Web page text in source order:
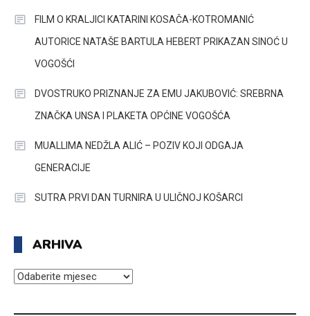
FILM O KRALJICI KATARINI KOSAČA-KOTROMANIĆ
AUTORICE NATAŠE BARTULA HEBERT PRIKAZAN SINOĆ U
VOGOŠĆI
DVOSTRUKO PRIZNANJE ZA EMU JAKUBOVIĆ: SREBRNA
ZNAČKA UNSA I PLAKETA OPĆINE VOGOŠĆA
MUALLIMA NEDŽLA ALIĆ – POZIV KOJI ODGAJA
GENERACIJE
SUTRA PRVI DAN TURNIRA U ULIČNOJ KOŠARCI
ARHIVA
ARHIVA